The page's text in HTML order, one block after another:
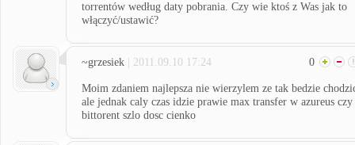
torrentów według daty pobrania. Czy wie ktoś z Was jak to
włączyć/ustawić?
~grzesiek | 2011.09.10 17:24 0
Moim zdaniem najlepsza nie wierzylem ze tak bedzie
ale jednak caly czas idzie prawie max transfer w azureus czy
bittorent szlo dosc cienko